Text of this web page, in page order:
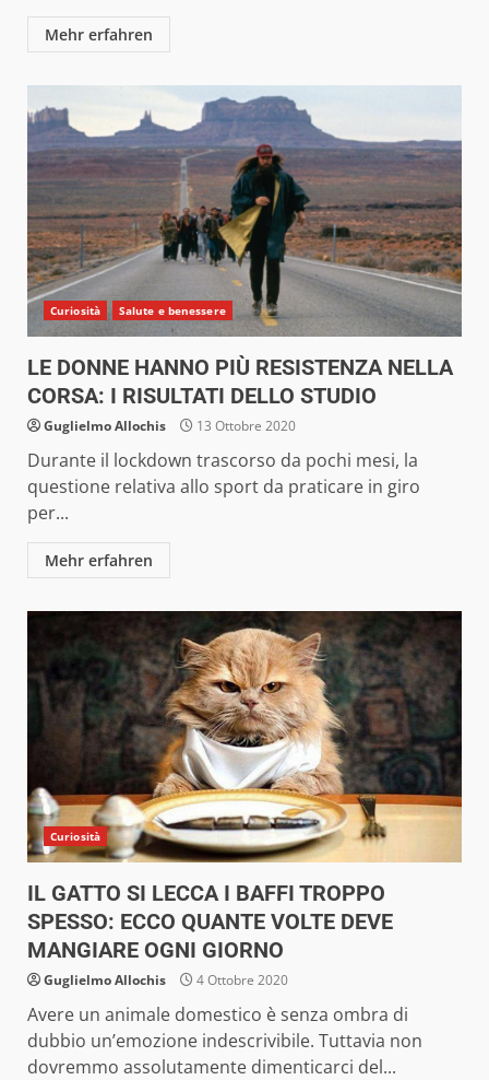
Mehr erfahren
Curiosità Salute e benessere
LE DONNE HANNO PIÙ RESISTENZA NELLA
CORSA: I RISULTATI DELLO STUDIO
Guglielmo Allochis 13 Ottobre 2020
Durante il lockdown trascorso da pochi mesi, la
questione relativa allo sport da praticare in giro
per...
Mehr erfahren
Curiosità
IL GATTO SI LECCA I BAFFI TROPPO
SPESSO: ECCO QUANTE VOLTE DEVE
MANGIARE OGNI GIORNO
Guglielmo Allochis 4 Ottobre 2020
Avere un animale domestico è senza ombra di
dubbio un’emozione indescrivibile. Tuttavia non
dovremmo assolutamente dimenticarci del...